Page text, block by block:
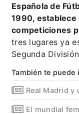
Española de
1990,
competiciones
tres lugares ya
Segunda
También te puede
Real Madrid y
El mundial